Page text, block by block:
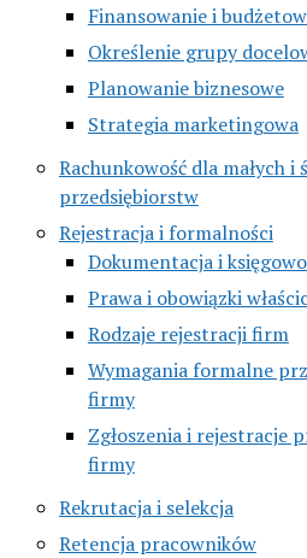
Finansowanie i
Określenie grupy
Planowanie biznesowe
Strategia marketingowa
Rachunkowość dla małych i
przedsiębiorstw
Rejestracja i formalności
Dokumentacja i
Prawa i obowiązki
Rodzaje rejestracji firm
Wymagania formalne
firmy
Zgłoszenia i rejestracje
firmy
Rekrutacja i selekcja
Retencja pracowników